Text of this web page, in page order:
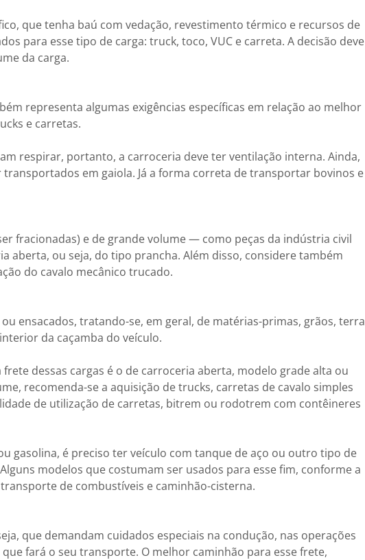
que tenha baú com vedação, revestimento térmico e recursos de
para esse tipo de carga: truck, toco, VUC e carreta. A decisão deve
da carga.
representa algumas exigências específicas em relação ao melhor
e carretas.
respirar, portanto, a carroceria deve ter ventilação interna. Ainda,
em gaiola. Já a forma correta de transportar bovinos e
fracionadas) e de grande volume — como peças da indústria civil
aberta, ou seja, do tipo prancha. Além disso, considere também
do cavalo mecânico trucado.
ensacados, tratando-se, em geral, de matérias-primas, grãos, terra
da caçamba do veículo.
dessas cargas é o de carroceria aberta, modelo grade alta ou
recomenda-se a aquisição de trucks, carretas de cavalo simples
de utilização de carretas, bitrem ou rodotrem com contêineres
gasolina, é preciso ter veículo com tanque de aço ou outro tipo de
modelos que costumam ser usados para esse fim, conforme a
de combustíveis e caminhão-cisterna.
que demandam cuidados especiais na condução, nas operações
fará o seu transporte. O melhor caminhão para esse frete,